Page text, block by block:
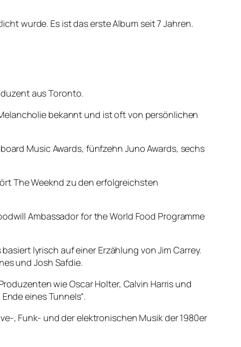
wurde. Es ist das erste Album seit 7 Jahren.
aus Toronto.
bekannt und ist oft von persönlichen
Music Awards, fünfzehn Juno Awards, sechs
The Weeknd zu den erfolgreichsten
Ambassador for the World Food Programme
lyrisch auf einer Erzählung von Jim Carrey.
und Josh Safdie.
wie Oscar Holter, Calvin Harris und
eines Tunnels“.
, Funk- und der elektronischen Musik der 1980er